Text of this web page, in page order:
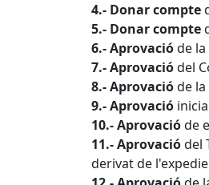
4.- Donar compte
5.- Donar compte
6.- Aprovacióde
7.- Aprovaciódel
8.- Aprovacióde
9.- Aprovació
10.- Aprovacióde
11.- Aprovaciódel
derivat de